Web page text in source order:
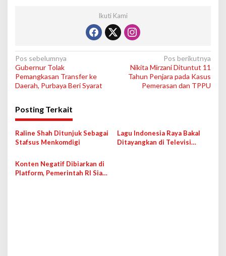
Ikuti Kami
N
a
v
i
g
a
s
i
p
Pos sebelumnya
Gubernur Tolak
Pemangkasan Transfer ke
Daerah, Purbaya Beri Syarat
Pos berikutnya
Nikita Mirzani Dituntut 11
Tahun Penjara pada Kasus
Pemerasan dan TPPU
Posting Terkait
Raline Shah Ditunjuk Sebagai
Stafsus Menkomdigi
Lagu Indonesia Raya Bakal
Ditayangkan di Televisi
Konten Negatif Dibiarkan di
Platform, Pemerintah RI Siap-